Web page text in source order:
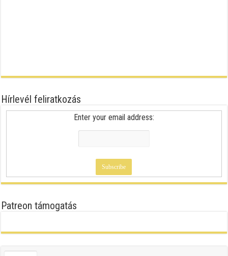
Hírlevél feliratkozás
Enter your email address:
Patreon támogatás